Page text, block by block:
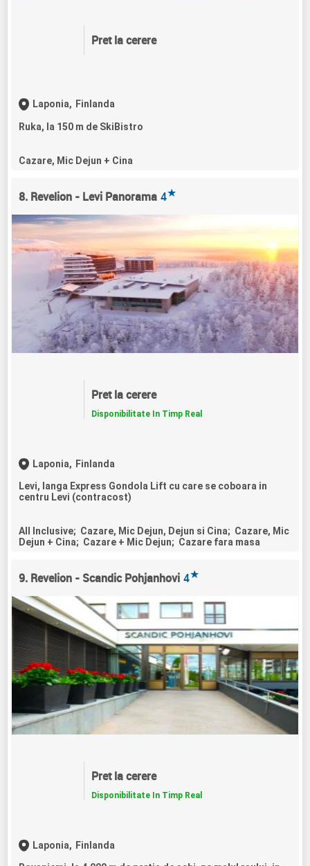
Pret la cerere
Laponia, Finlanda
Ruka, la 150 m de SkiBistro
Cazare, Mic Dejun + Cina
8. Revelion - Levi Panorama 4★
Pret la cerere
Disponibilitate In Timp Real
Laponia, Finlanda
Levi, langa Express Gondola Lift cu care se coboara in
centru Levi (contracost)
All Inclusive; Cazare, Mic Dejun, Dejun si Cina; Cazare, Mic
Dejun + Cina; Cazare + Mic Dejun; Cazare fara masa
9. Revelion - Scandic Pohjanhovi 4★
Pret la cerere
Disponibilitate In Timp Real
Laponia, Finlanda